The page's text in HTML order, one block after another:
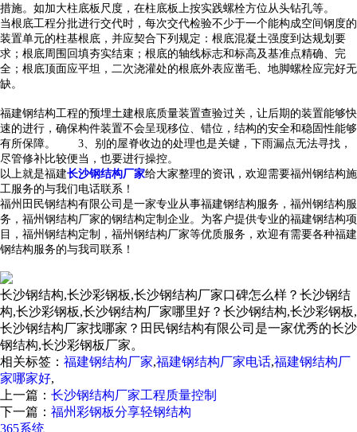
措施。如加大柱底板尺度，在柱底板上按实践螺栓方位从头钻孔等。
当根底工程分批进行交代时，每次交代检验不少于一个能构成空间钢度的
装置单元的柱基根底，并应契合下列规定：根底混凝土强度到达规划要
求；根底周围回填夯实结束；根底的轴线标志和标高及基准点精确、完
全；根底顶面应平坦，二次浇灌处的根底外表应凿毛、地脚螺栓应完好无
缺。
福建钢结构工程的预埋土建根底质量装置查验过关，让后期的装置能够快
速的进行，确保构件装置不会呈现移位、错位，结构的安全和稳固性能够
有所保障。 3、别的屋脊收边的处理也是关键，下雨漏点无法寻找，
尽管修补比较便当，也要进行操控。
以上就是福建长沙钢结构厂家给大家整理的资讯，欢迎需要福州钢结构施
工服务的与我们电话联系！
福州田民钢结构有限公司是一家专业从事福建钢结构服务，福州钢结构服
务，福州钢结构厂家的钢结构定制企业。为客户提供专业的福建钢结构项
目，福州钢结构定制，福州钢结构厂家等优质服务，欢迎有需要各种福建
钢结构服务的与我司联系！
长沙钢结构,长沙彩钢板,长沙钢结构厂家口碑怎么样？长沙钢结
构,长沙彩钢板,长沙钢结构厂家哪里好？长沙钢结构,长沙彩钢板,
长沙钢结构厂家找哪家？田民钢结构有限公司是一家优秀的长沙
钢结构,长沙彩钢板厂家。
相关标签： 福建钢结构厂家,福建钢结构厂家电话,福建钢结构厂
家哪家好,
上一篇： 长沙钢结构厂家工程质量控制
下一篇： 福州彩钢板分享轻钢结构
365系统